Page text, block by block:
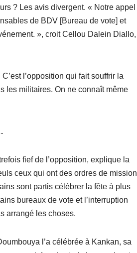
? Les avis divergent. « Notre appel
de BDV [Bureau de vote] et
», croit Cellou Dalein Diallo,
l’opposition qui fait souffrir la
les militaires. On ne connaît même
fief de l’opposition, explique la
ceux qui ont des ordres de mission
sont partis célébrer la fête à plus
bureaux de vote et l’interruption
arrangé les choses.
l’a célébrée à Kankan, sa